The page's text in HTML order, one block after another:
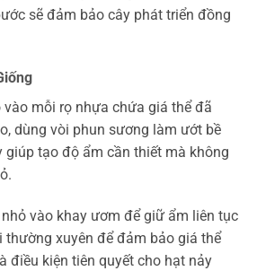
sẽ đảm bảo cây phát triển đồng
mỗi rọ nhựa chứa giá thể đã
dùng vòi phun sương làm ướt bề
giúp tạo độ ẩm cần thiết mà không
vào khay ươm để giữ ẩm liên tục
thường xuyên để đảm bảo giá thể
điều kiện tiên quyết cho hạt nảy